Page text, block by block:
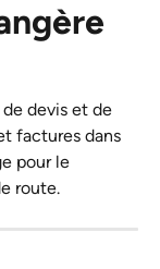
devis et de
factures dans
pour le
route.